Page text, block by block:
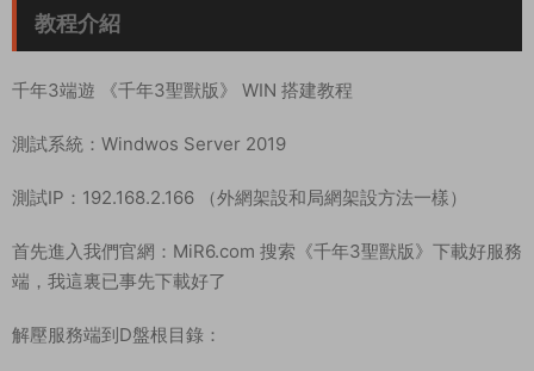
教程介紹
千年3端遊 《千年3聖獸版》 WIN 搭建教程
測試系統：Windwos Server 2019
測試IP：192.168.2.166 （外網架設和局網架設方法一樣）
首先進入我們官網：MiR6.com 搜索《千年3聖獸版》下載好服務
端，我這裏已事先下載好了
解壓服務端到D盤根目錄：